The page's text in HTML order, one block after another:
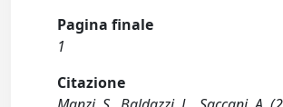
Pagina finale
1
Citazione